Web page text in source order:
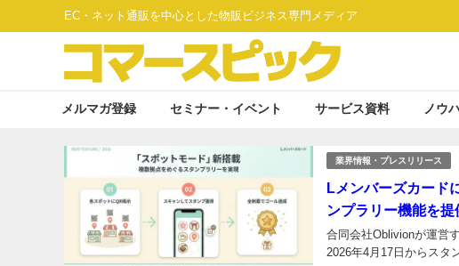
EC・ネット通販を中心とした物販ビジネス専門メディア
メルマガ登録 セミナー・イベント サービス資料 ノウ
業界情報・プレスリリース
Lメンバーズカード
ンプラリー機能を提
合同会社Oblivionが運営
2026年4月17日からスタ